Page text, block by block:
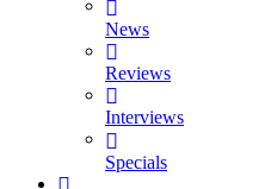
News
Reviews
Interviews
Specials